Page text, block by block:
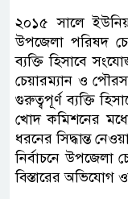
২০১৫ সালে
উপজেলা পরিষদ
ব্যক্তি হিসাবে
চেয়ারম্যান ও
গুরুত্বপূর্ণ ব্যক্তি
খোদ কমিশনের
ধরনের সিদ্ধান্ত
নির্বাচনে উপজেলা
বিস্তারের অভিযোগ